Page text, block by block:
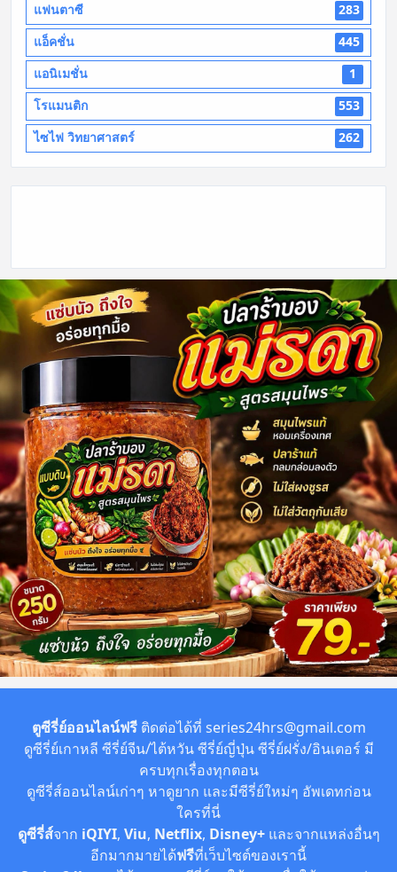
แฟนตาซี
283
แอ็คชั่น
445
แอนิเมชั่น
1
โรแมนติก
553
ไซไฟ วิทยาศาสตร์
262
ตูซีรี่ย์ออนไลน์ฟรีติดต่อได้ที่ series24hrs@gmail.com
ดูซีรี่ย์เกาหลี ซีรี่ย์จีน/ไต้หวัน ซีรี่ย์ญี่ปุ่น ซีรี่ย์ฝรั่ง/อินเตอร์ มี
ครบทุกเรื่องทุกตอน
ดูซีรี่ส์ออนไลน์เก่าๆ หาดูยาก และมีซีรี่ย์ใหม่ๆ อัพเดทก่อน
ใครที่นี่
ดูซีรี่ส์จาก iQIYI, Viu, Netflix, Disney+ และจากแหล่งอื่นๆ
อีกมากมายได้ฟรีที่เว็บไซต์ของเรานี้